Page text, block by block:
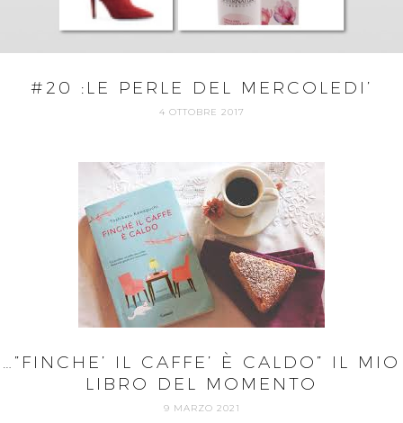
#20 :LE PERLE DEL MERCOLEDI’
4 OTTOBRE 2017
…”FINCHE’ IL CAFFE’ È CALDO” IL MIO
LIBRO DEL MOMENTO
9 MARZO 2021